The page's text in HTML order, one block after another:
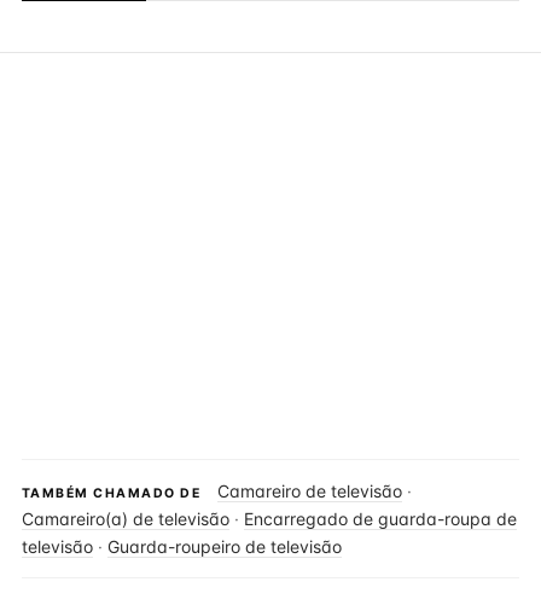
TAMBÉM CHAMADO DE Camareiro de televisão ·
Camareiro(a) de televisão · Encarregado de guarda-roupa de
televisão · Guarda-roupeiro de televisão